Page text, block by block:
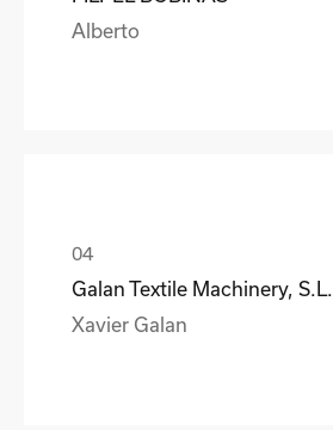
Alberto
Galan Textile Machinery, S.L.
Xavier Galan